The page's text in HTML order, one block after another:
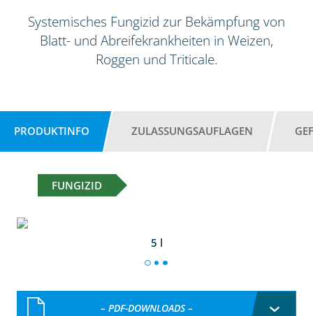
Systemisches Fungizid zur Bekämpfung von
Blatt- und Abreifekrankheiten in Weizen,
Roggen und Triticale.
PRODUKTINFO ZULASSUNGSAUFLAGEN
FUNGIZID
5 l
– PDF-DOWNLOADS –